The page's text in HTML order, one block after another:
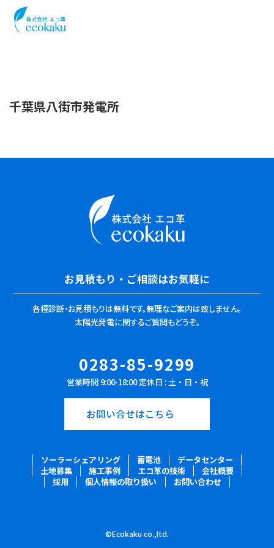
千葉県八街市発電所
お見積もり・ご相談はお気軽に
各種診断・お見積もりは無料です。無理なご案内は致しません。
太陽光発電に関するご質問もどうぞ。
0283-85-9299
営業時間 9:00-18:00 定休日 : 土・日・祝
お問い合せはこちら
ソーラーシェアリング 蓄電池
データセンター
土地募集
施工事例 エコ革の技術
会社概要
採用
個人情報の取り扱い お問い合わせ
©Ecokaku co.,ltd.